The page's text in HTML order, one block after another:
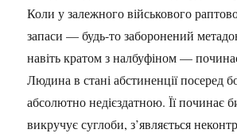
Коли у залежного військового
запаси — будь-то заборонений
навіть кратом з налбуфіном —
Людина в стані абстиненції посеред
абсолютно недієздатною. Її починає
викручує суглоби, з’являється